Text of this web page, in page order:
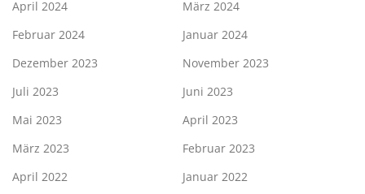
April 2024
März 2024
Februar 2024
Januar 2024
Dezember 2023
November 2023
Juli 2023
Juni 2023
Mai 2023
April 2023
März 2023
Februar 2023
April 2022
Januar 2022